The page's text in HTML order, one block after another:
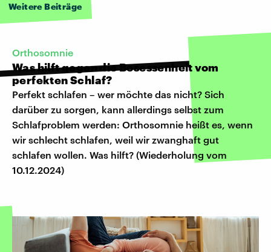
Weitere Beiträge
Orthosomnie
Was hilft gegen die Besessenheit vom
perfekten Schlaf?
Perfekt schlafen – wer möchte das nicht? Sich
darüber zu sorgen, kann allerdings selbst zum
Schlafproblem werden: Orthosomnie heißt es, wenn
wir schlecht schlafen, weil wir zwanghaft gut
schlafen wollen. Was hilft? (Wiederholung vom
10.12.2024)